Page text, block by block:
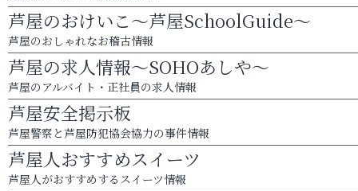
芦屋のおけいこ～芦屋SchoolGuide～
芦屋のおしゃれなお稽古情報
芦屋の求人情報～SOHOあしや～
芦屋のアルバイト・正社員の求人情報
芦屋安全掲示板
芦屋警察と芦屋防犯協会協力の事件情報
芦屋人おすすめスイーツ
芦屋人がおすすめするスイーツ情報